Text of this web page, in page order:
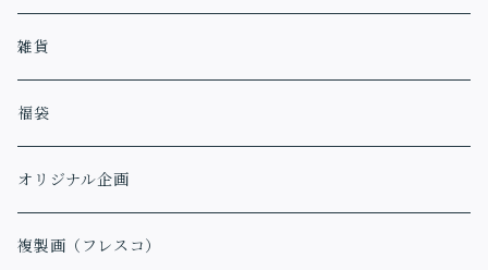
アファメーションカード
雑貨
福袋
オリジナル企画
複製画（フレスコ）